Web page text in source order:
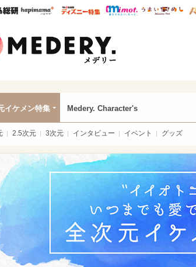
ウレぴあ総研ハピママ* ウレぴあ総研 ディズニ
mimot.
イケメン特集 Medery. Character's
2.5次元 3次元 インタビュー イベント グッズ